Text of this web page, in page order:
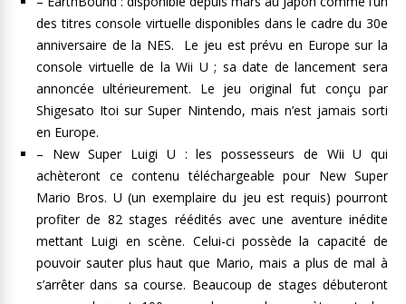
des titres console virtuelle disponibles dans le cadre du 30e
anniversaire de la NES. Le jeu est prévu en Europe sur la
console virtuelle de la Wii U ; sa date de lancement sera
annoncée ultérieurement. Le jeu original fut conçu par
Shigesato Itoi sur Super Nintendo, mais n’est jamais sorti
en Europe.
– New Super Luigi U : les possesseurs de Wii U qui
achèteront ce contenu téléchargeable pour New Super
Mario Bros. U (un exemplaire du jeu est requis) pourront
profiter de 82 stages réédités avec une aventure inédite
mettant Luigi en scène. Celui-ci possède la capacité de
pouvoir sauter plus haut que Mario, mais a plus de mal à
s’arrêter dans sa course. Beaucoup de stages débuteront